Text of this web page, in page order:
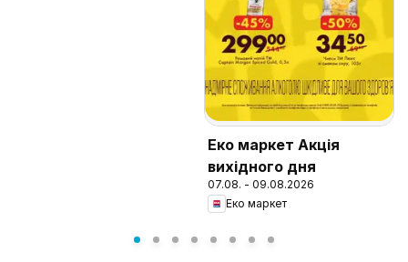
Еко маркет Акція
вихідного дня
07.08. - 09.08.2026
Еко маркет